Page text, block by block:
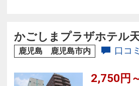
感し、快適な旅をぜひどうぞ
かごしまプラザホテル
鹿児島 鹿児島市内 口コ
2,750円